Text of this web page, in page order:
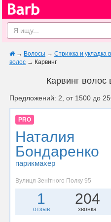
→ Волосы → Стрижка и укладка
волос → Карвинг
Карвинг
Предложений: 2, от 1500 до
PRO
Наталия
Бондаренко
парикмахер
Вулиця Зенітного Полку 95
1
отзыв
204
звонка